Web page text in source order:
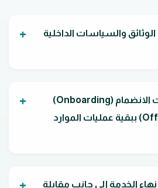
والسياسات الداخلية
هل يمكن ربط عمليات الانضمام (Onboarding)
والمغادرة (Offboarding) ببقية عمليات الموارد
الخدمة إلى جانب مقابلة